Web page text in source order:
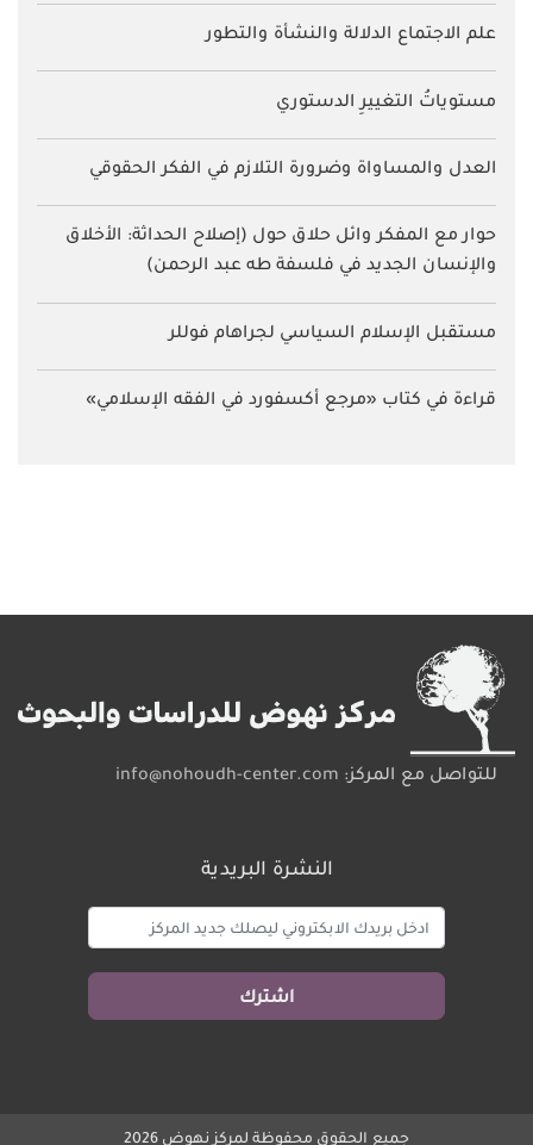
علم الاجتماع الدلالة والنشأة والتطور
مستوياتُ التغييرِ الدستوري
العدل والمساواة وضرورة التلازم في الفكر الحقوقي
حوار مع المفكر وائل حلاق حول (إصلاح الحداثة: الأخلاق
والإنسان الجديد في فلسفة طه عبد الرحمن)
مستقبل الإسلام السياسي لجراهام فوللر
قراءة في كتاب «مرجع أكسفورد في الفقه الإسلامي»
للتواصل مع المركز: info@nohoudh-center.com
النشرة البريدية
جميع الحقوق محفوظة لمركز نهوض 2026